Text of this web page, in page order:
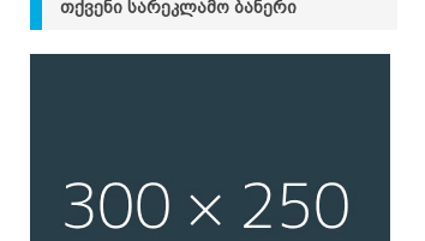
ᲗᲥᲕᲔᲜᲘ ᲡᲐᲠᲔᲙᲚᲐᲛᲝ ᲑᲐᲜᲔᲠᲘ